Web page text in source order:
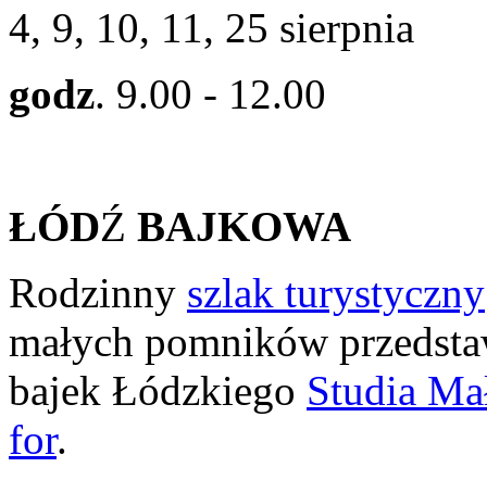
4, 9, 10, 11, 25 sierpnia
godz. 9.00 - 12.00
ŁÓDŹ BAJKOWA
Rodzinny szlak turystyczny
małych pomników
bajek Łódzkiego Studia
for.